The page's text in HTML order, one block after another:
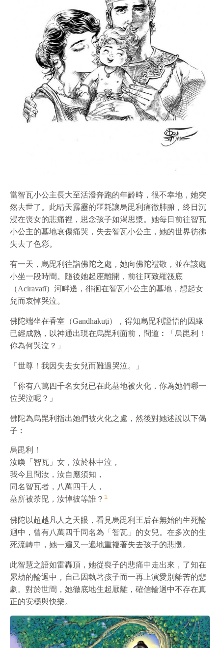
當智瓦小公主長大至活潑奔跑的年齡時，很不幸地，她突
然去世了。此晴天霹靂的噩耗讓烏毘利痛徹肺腑，終日沉
浸在喪女的悲痛裡，思念孩子如渴思漿。她每日前往智瓦
小公主的墓地哀傷痛哭，失去智瓦小公主，她的世界彷彿
失去了色彩。
有一天，烏毘利往詣佛陀之處，她向佛陀禮敬，並在該處
小坐一段時間。隨後她起座離開，前往阿致羅筏底
（Aciravatī）河畔邊，徘徊在智瓦小公主的墓地，想起女
兒而哀悼哭泣。
佛陀端坐在香室（Gandhakuṭi），得知烏毘利證悟的因緣
已經成熟，以神通出現在烏毘利面前，問道︰「烏毘利！
你為何哭泣？」
「世尊！我因失去女兒而難過哭泣。」
「你有八萬四千名女兒已在此墓地被火化，你為她們哪一
位哭泣呢？」
佛陀為烏毘利指出她們被火化之處，然後對她述說以下偈
子︰
烏毘利！
汝喚「智瓦」女，汝於林中泣，
我今且問汝，汝自應須知，
同名智瓦者，八萬四千人，
墓所被荼毘，汝悼彼等誰？ 1
佛陀以超越凡人之天眼，看見烏毘利王后在無始的生死輪
迴中，曾有八萬四千同名為「智瓦」的女兒。在多次的生
死流轉中，她一遍又一遍地重複著失去孩子的悲慟。
此智慧之語如雷轟頂，她從喪子的悲痛中走出來，了知在
累劫的輪迴中，自己因執著孩子而一再上演愛別離苦的悲
劇。對於世間，她徹底地生起厭離，確信輪迴中不存在真
正的安穩與快樂。